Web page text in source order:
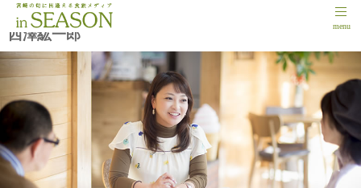
menu
伝統の「転地養蜂」で蜂蜜のおいしさを届けたい －
西澤紘一郎